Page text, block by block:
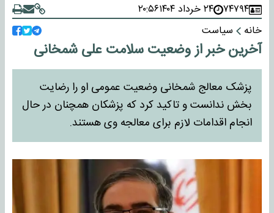
۷۴۷۹۴ ۲۴ خرداد ۱۴۰۴
۲۰:۵۶
خانه
سیاست
آخرین خبر از وضعیت سلامت علی شمخانی
پزشک معالج شمخانی وضعیت عمومی او را رضایت
بخش ندانست و تاکید کرد که پزشکان همچنان در حال
انجام اقدامات لازم برای معالجه وی هستند.